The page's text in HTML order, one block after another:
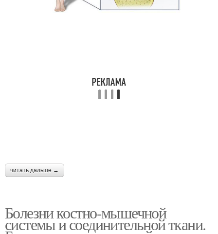
читать дальше →
Болезни костно-мышечной
системы и соединительной ткани.